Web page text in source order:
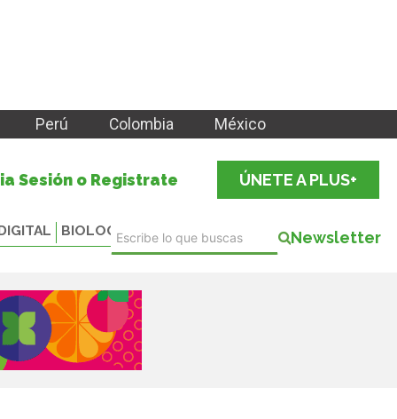
Perú Colombia México
Sesión o Registrate ÚNETE A PLUS+
BIOLOGICALS Newsletter